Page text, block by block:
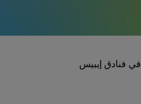
في فنادق إيبيس